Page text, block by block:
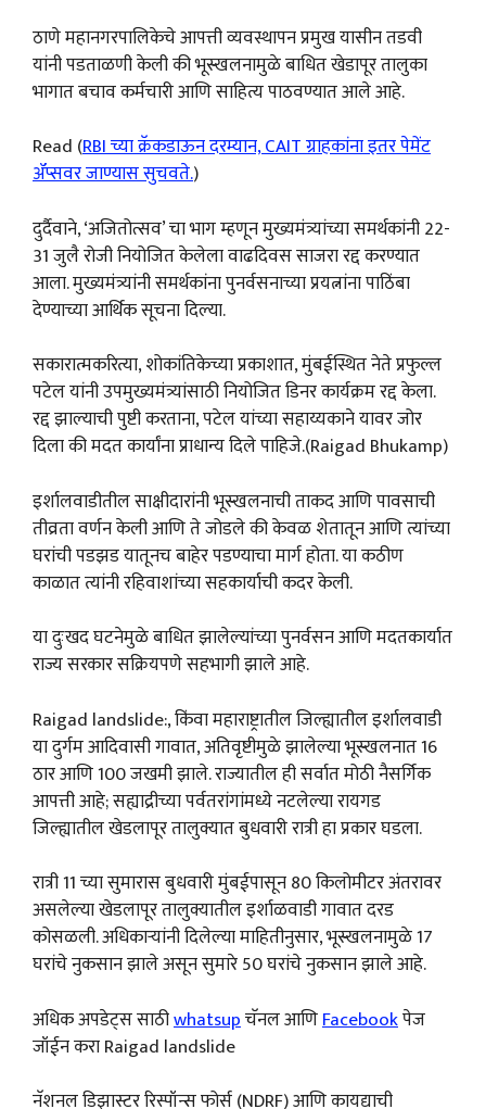
ठाणे महानगरपालिकेचे आपत्ती व्यवस्थापन प्रमुख यासीन तडवी
यांनी पडताळणी केली की भूस्खलनामुळे बाधित खेडापूर तालुका
भागात बचाव कर्मचारी आणि साहित्य पाठवण्यात आले आहे.
Read (RBI च्या क्रॅकडाऊन दरम्यान, CAIT ग्राहकांना इतर पेमेंट
ॲप्सवर जाण्यास सुचवते.)
दुर्दैवाने, ‘अजितोत्सव’ चा भाग म्हणून मुख्यमंत्र्यांच्या समर्थकांनी 22-
31 जुलै रोजी नियोजित केलेला वाढदिवस साजरा रद्द करण्यात
आला. मुख्यमंत्र्यांनी समर्थकांना पुनर्वसनाच्या प्रयत्नांना पाठिंबा
देण्याच्या आर्थिक सूचना दिल्या.
सकारात्मकरित्या, शोकांतिकेच्या प्रकाशात, मुंबईस्थित नेते प्रफुल्ल
पटेल यांनी उपमुख्यमंत्र्यांसाठी नियोजित डिनर कार्यक्रम रद्द केला.
रद्द झाल्याची पुष्टी करताना, पटेल यांच्या सहाय्यकाने यावर जोर
दिला की मदत कार्यांना प्राधान्य दिले पाहिजे.(Raigad Bhukamp)
इर्शालवाडीतील साक्षीदारांनी भूस्खलनाची ताकद आणि पावसाची
तीव्रता वर्णन केली आणि ते जोडले की केवळ शेतातून आणि त्यांच्या
घरांची पडझड यातूनच बाहेर पडण्याचा मार्ग होता. या कठीण
काळात त्यांनी रहिवाशांच्या सहकार्याची कदर केली.
या दुःखद घटनेमुळे बाधित झालेल्यांच्या पुनर्वसन आणि मदतकार्यात
राज्य सरकार सक्रियपणे सहभागी झाले आहे.
Raigad landslide:, किंवा महाराष्ट्रातील जिल्ह्यातील इर्शालवाडी
या दुर्गम आदिवासी गावात, अतिवृष्टीमुळे झालेल्या भूस्खलनात 16
ठार आणि 100 जखमी झाले. राज्यातील ही सर्वात मोठी नैसर्गिक
आपत्ती आहे; सह्याद्रीच्या पर्वतरांगांमध्ये नटलेल्या रायगड
जिल्ह्यातील खेडलापूर तालुक्यात बुधवारी रात्री हा प्रकार घडला.
रात्री 11 च्या सुमारास बुधवारी मुंबईपासून 80 किलोमीटर अंतरावर
असलेल्या खेडलापूर तालुक्यातील इर्शाळवाडी गावात दरड
कोसळली. अधिकाऱ्यांनी दिलेल्या माहितीनुसार, भूस्खलनामुळे 17
घरांचे नुकसान झाले असून सुमारे 50 घरांचे नुकसान झाले आहे.
अधिक अपडेट्स साठीwhatsupचॅनल आणिFacebookपेज
जॉईन करा Raigad landslide
नॅशनल डिझास्टर रिस्पॉन्स फोर्स (NDRF) आणि कायद्याची